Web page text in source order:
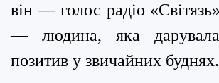
він — голос радіо
— людина, яка
позитив у звичайних буднях.